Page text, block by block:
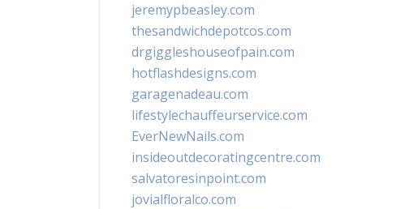
jeremypbeasley.com
thesandwichdepotcos.com
drgiggleshouseofpain.com
hotflashdesigns.com
garagenadeau.com
lifestylechauffeurservice.com
EverNewNails.com
insideoutdecoratingcentre.com
salvatoresinpoint.com
jovialfloralco.com